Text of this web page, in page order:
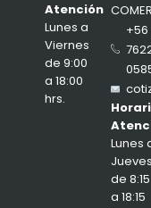
Atención
Lunes a
Viernes
de 9:00
a 18:00
hrs.
+56
Lunes
Jueves
de 8:15
a 18:15